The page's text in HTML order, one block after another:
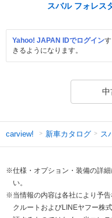
スバル フォレス
Yahoo! JAPAN IDでログイン
きるようになります。
中
carview! 新車カタログ ス
※仕様・オプション・装備の詳
い。
※当情報の内容は各社により予
クルートおよびLINEヤフー株